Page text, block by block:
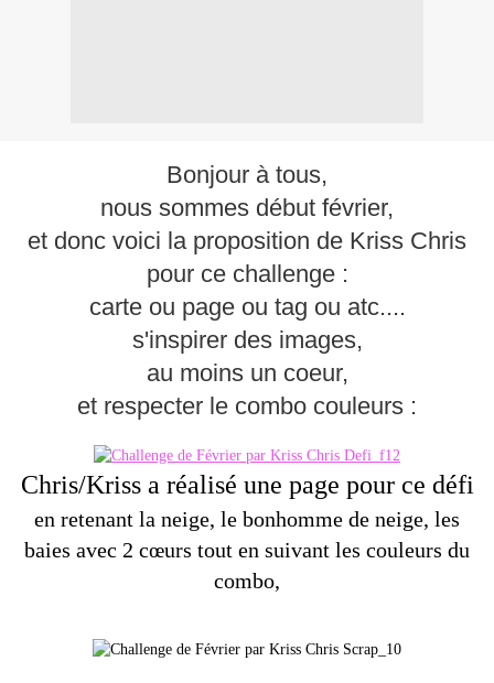
Bonjour à tous,
nous sommes début février,
et donc voici la proposition de Kriss Chris
pour ce challenge :
carte ou page ou tag ou atc....
s'inspirer des images,
au moins un coeur,
et respecter le combo couleurs :
Chris/Kriss a réalisé une page pour ce défi
en retenant la neige, le bonhomme de neige, les
baies avec 2 cœurs tout en suivant les couleurs du
combo,